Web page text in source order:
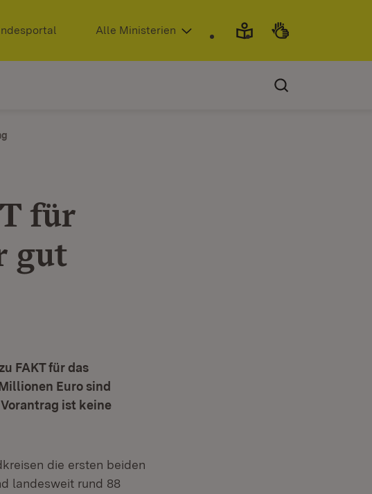
(Öffnet in neuem Fenster)
Alle Ministerien
für
gut
FAKT für das
Euro sind
ist keine
die ersten beiden
landesweit rund 88